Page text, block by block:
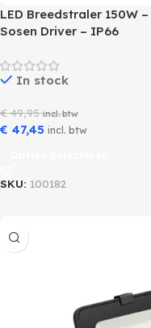
LED Breedstraler 150W
Sosen Driver – IP66
In stock
€49,95 incl. btw
€ 47,45 incl. btw
SKU: 100182